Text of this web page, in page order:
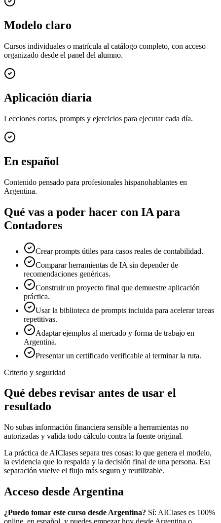
Modelo claro
Cursos individuales o matrícula al catálogo completo, con acceso
organizado desde el panel del alumno.
Aplicación diaria
Lecciones cortas, prompts y ejercicios para ejecutar cada día.
En español
Contenido pensado para profesionales hispanohablantes en
Argentina.
Qué vas a poder hacer con IA para
Contadores
Crear prompts útiles para casos reales de contabilidad.
Comparar herramientas de IA sin depender de
recomendaciones genéricas.
Construir un proyecto final que demuestre aplicación
práctica.
Usar la biblioteca de prompts incluida para acelerar tareas
repetitivas.
Adaptar ejemplos al mercado y forma de trabajo en
Argentina.
Presentar un certificado verificable al terminar la ruta.
Criterio y seguridad
Qué debes revisar antes de usar el
resultado
No subas información financiera sensible a herramientas no
autorizadas y valida todo cálculo contra la fuente original.
La práctica de AIClases separa tres cosas: lo que genera el modelo,
la evidencia que lo respalda y la decisión final de una persona. Esa
separación vuelve el flujo más seguro y reutilizable.
Acceso desde Argentina
¿Puedo tomar este curso desde Argentina? Sí: AIClases es 100%